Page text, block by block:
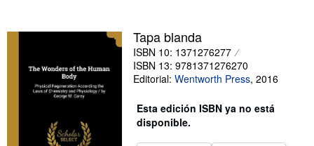
Comenzar a vender
Ayuda
CERRAR
Tapa blanda
ISBN 10: 1371276277
ISBN 13: 9781371276270
Editorial: Wentworth Press, 2016
Esta edición ISBN ya no está
disponible.